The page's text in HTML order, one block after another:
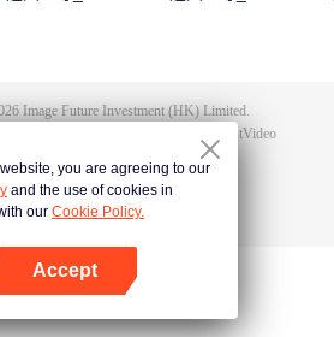
始修炼前世的功法，快速提升修为。谭云先是
。
Image Future Investment (HK) Limited.
TencentVideo
you are agreeing to our
and the use of cookies in
our Cookie Policy.
Accept